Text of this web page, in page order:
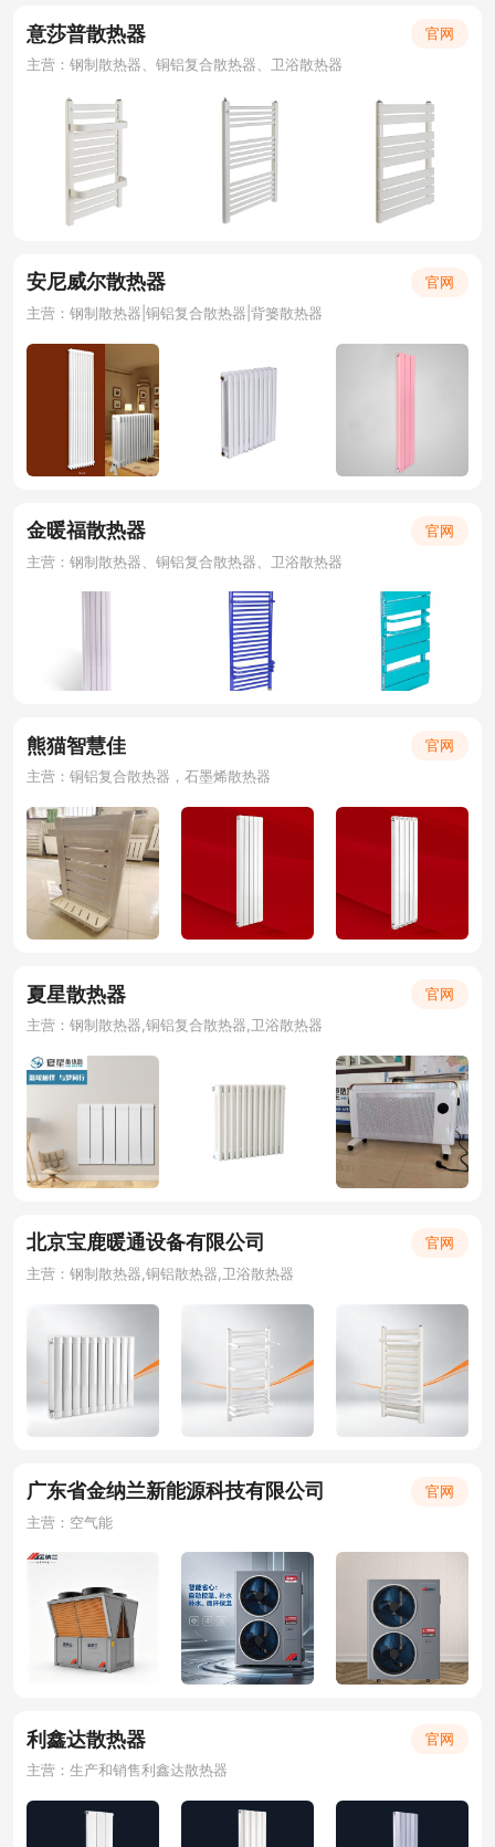
意莎普散热器
官网
主营：钢制散热器、铜铝复合散热器、卫浴散热器
安尼威尔散热器
官网
主营：钢制散热器|铜铝复合散热器|背篓散热器
金暖福散热器
官网
主营：钢制散热器、铜铝复合散热器、卫浴散热器
熊猫智慧佳
官网
主营：铜铝复合散热器，石墨烯散热器
夏星散热器
官网
主营：钢制散热器,铜铝复合散热器,卫浴散热器
北京宝鹿暖通设备有限公司
官网
主营：钢制散热器,铜铝散热器,卫浴散热器
广东省金纳兰新能源科技有限公司
官网
主营：空气能
利鑫达散热器
官网
主营：生产和销售利鑫达散热器